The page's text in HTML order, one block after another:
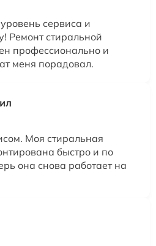
сервиса и
Ремонт стиральной
профессионально и
меня порадовал.
Моя стиральная
быстро и по
она снова работает на